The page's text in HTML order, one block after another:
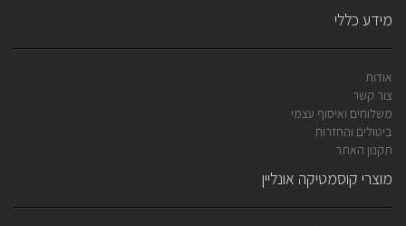
מידע כללי
אודות
צור קשר
משלוחים ואיסוף עצמי
ביטולים והחזרות
תקנון האתר
מוצרי קוסמטיקה אונליין